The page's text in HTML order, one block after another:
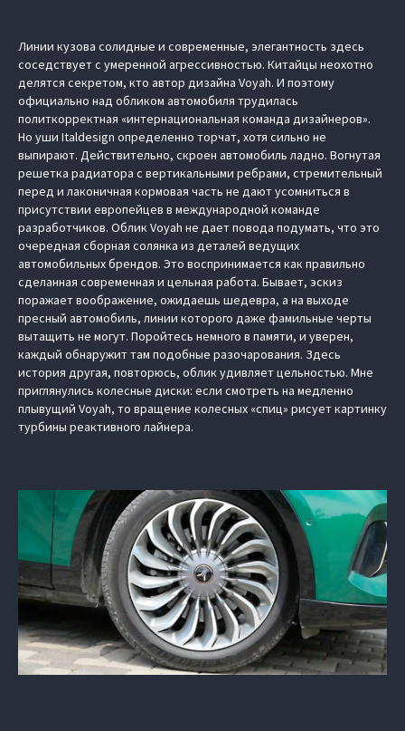
Линии кузова солидные и современные, элегантность здесь
соседствует с умеренной агрессивностью. Китайцы неохотно
делятся секретом, кто автор дизайна Voyah. И поэтому
официально над обликом автомобиля трудилась
политкорректная «интернациональная команда дизайнеров».
Но уши Italdesign определенно торчат, хотя сильно не
выпирают. Действительно, скроен автомобиль ладно. Вогнутая
решетка радиатора с вертикальными ребрами, стремительный
перед и лаконичная кормовая часть не дают усомниться в
присутствии европейцев в международной команде
разработчиков. Облик Voyah не дает повода подумать, что это
очередная сборная солянка из деталей ведущих
автомобильных брендов. Это воспринимается как правильно
сделанная современная и цельная работа. Бывает, эскиз
поражает воображение, ожидаешь шедевра, а на выходе
пресный автомобиль, линии которого даже фамильные черты
вытащить не могут. Поройтесь немного в памяти, и уверен,
каждый обнаружит там подобные разочарования. Здесь
история другая, повторюсь, облик удивляет цельностью. Мне
приглянулись колесные диски: если смотреть на медленно
плывущий Voyah, то вращение колесных «спиц» рисует картинку
турбины реактивного лайнера.